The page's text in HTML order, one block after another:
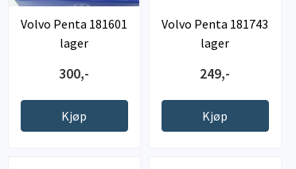
Volvo Penta 181601
lager
300,-
Kjøp
Volvo Penta 181743
lager
249,-
Kjøp